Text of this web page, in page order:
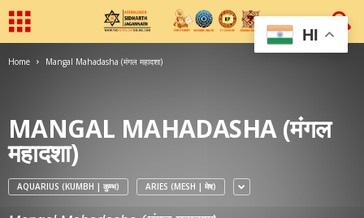
Home Mangal Mahadasha (मंगल महादशा)
MANGAL MAHADASHA (मंगल
महादशा)
AQUARIUS (KUMBH | कुम्भ) ARIES (MESH | मेष)
HI